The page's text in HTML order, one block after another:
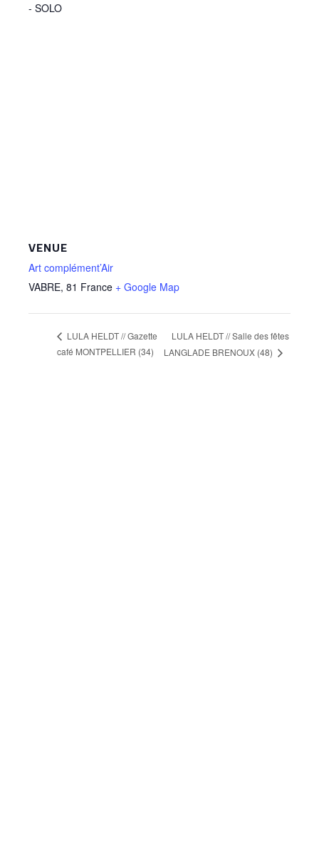
- SOLO
VENUE
Art complément’Air
VABRE, 81 France + Google Map
LULA HELDT // Gazette
café MONTPELLIER (34)
LULA HELDT // Salle des fêtes
LANGLADE BRENOUX (48)